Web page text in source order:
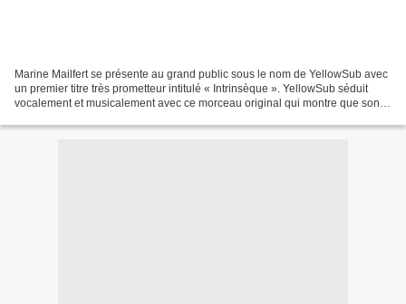
Marine Mailfert se présente au grand public sous le nom de YellowSub avec
un premier titre très prometteur intitulé « Intrinsèque ». YellowSub séduit
vocalement et musicalement avec ce morceau original qui montre que son